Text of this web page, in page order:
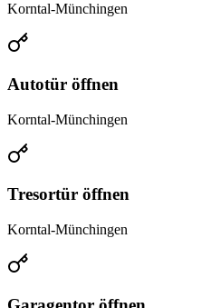
Korntal-Münchingen
Autotür öffnen
Korntal-Münchingen
Tresortür öffnen
Korntal-Münchingen